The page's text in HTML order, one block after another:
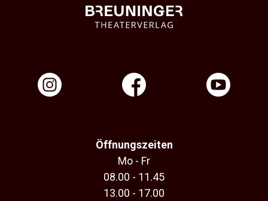
Öffnungszeiten
Mo - Fr
08.00 - 11.45
13.00 - 17.00